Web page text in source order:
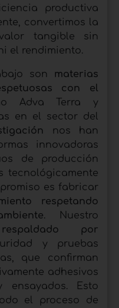
productiva
convertimos la
tangible sin
el rendimiento.
son materias
con el
Adva Terra y
en el sector del
nos han
innovadoras
de producción
tecnológicamente
es fabricar
respetando
. Nuestro
respaldado por
y pruebas
que confirman
adhesivos
Esto
el proceso de